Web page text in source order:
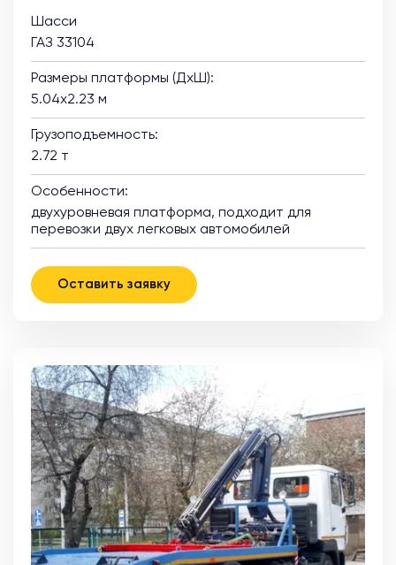
Шасси
ГАЗ 33104
Размеры платформы (ДхШ):
5.04х2.23 м
Грузоподъемность:
2.72 т
Особенности:
двухуровневая платформа, подходит для
перевозки двух легковых автомобилей
Оставить заявку